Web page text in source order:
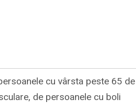
cu vârsta peste 65 de
de persoanele cu boli